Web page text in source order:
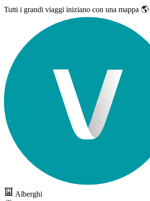
Tutti i grandi viaggi iniziano con una mappa 🌎
Alberghi